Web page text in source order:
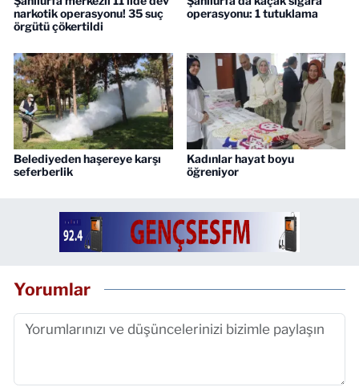
narkotik operasyonu! 35 suç
örgütü çökertildi
operasyonu: 1 tutuklama
Belediyeden haşereye karşı
seferberlik
Kadınlar hayat boyu
öğreniyor
Yorumlar